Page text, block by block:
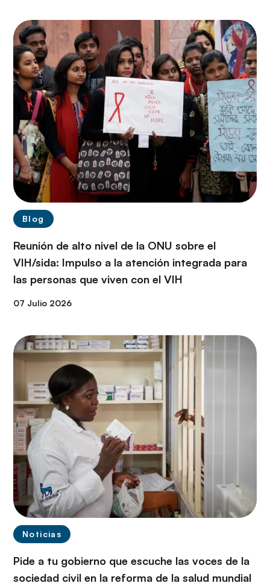
Blog
Reunión de alto nivel de la ONU sobre el
VIH/sida: Impulso a la atención integrada para
las personas que viven con el VIH
07 Julio 2026
Noticias
Pide a tu gobierno que escuche las voces de la
sociedad civil en la reforma de la salud mundial